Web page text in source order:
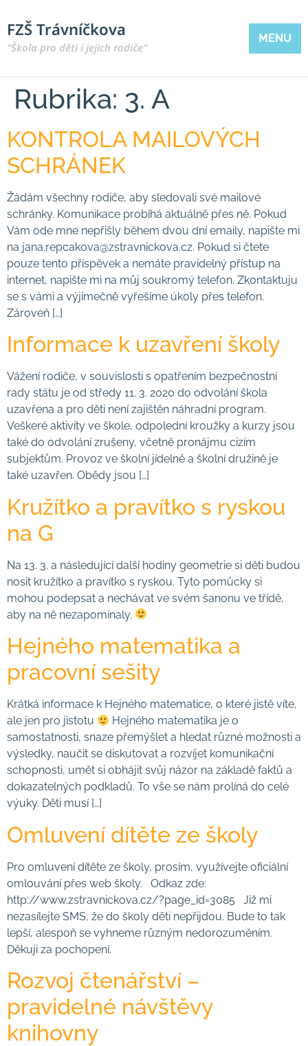
FZŠ Trávníčkova
“Škola pro děti i jejich rodiče“
MENU
Rubrika: 3. A
KONTROLA MAILOVÝCH
SCHRÁNEK
Žádám všechny rodiče, aby sledovali své mailové
schránky. Komunikace probíhá aktuálně přes ně. Pokud
Vám ode mne nepřišly během dvou dní emaily, napište mi
na jana.repcakova@zstravnickova.cz. Pokud si čtete
pouze tento příspěvek a nemáte pravidelný přístup na
internet, napište mi na můj soukromý telefon. Zkontaktuju
se s vámi a výjimečně vyřešíme úkoly přes telefon.
Zároveň […]
Informace k uzavření školy
Vážení rodiče, v souvislosti s opatřením bezpečnostní
rady státu je od středy 11. 3. 2020 do odvolání škola
uzavřena a pro děti není zajištěn náhradní program.
Veškeré aktivity ve škole, odpolední kroužky a kurzy jsou
také do odvolání zrušeny, včetně pronájmu cizím
subjektům. Provoz ve školní jídelně a školní družině je
také uzavřen. Obědy jsou […]
Kružítko a pravítko s ryskou
na G
Na 13. 3. a následující další hodiny geometrie si děti budou
nosit kružítko a pravítko s ryskou. Tyto pomůcky si
mohou podepsat a nechávat ve svém šanonu ve třídě,
aby na ně nezapomínaly.
Hejného matematika a
pracovní sešity
Krátká informace k Hejného matematice, o které jistě víte,
ale jen pro jistotu
Hejného matematika je o
samostatnosti, snaze přemýšlet a hledat různé možnosti a
výsledky, naučit se diskutovat a rozvíjet komunikační
schopnosti, umět si obhájit svůj názor na základě faktů a
dokazatelných podkladů. To vše se nám prolíná do celé
výuky. Děti musí […]
Omluvení dítěte ze školy
Pro omluvení dítěte ze školy, prosím, využívejte oficiální
omlouvání přes web školy. Odkaz zde:
http://www.zstravnickova.cz/?page_id=3085 Již mi
nezasílejte SMS, že do školy děti nepřijdou. Bude to tak
lepší, alespoň se vyhneme různým nedorozuměním.
Děkuji za pochopení.
Rozvoj čtenářství –
pravidelné návštěvy
knihovny